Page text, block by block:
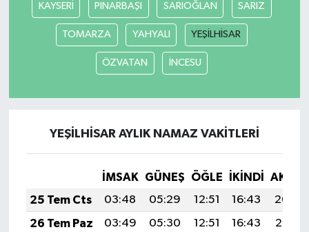
KAYSERİ PINARBAŞI SARIOĞLAN SARIZ
TOMARZA YAHYALI YEŞİLHİSAR
ÖZVATAN İNCESU
YEŞİLHİSAR AYLIK NAMAZ VAKITLERI
İMSAK GÜNEŞ ÖĞLE İKINDI
25 Tem Cts
03:48 05:29 12:51 16:43
20:04
26 Tem Paz
03:49 05:30 12:51 16:43
20:03